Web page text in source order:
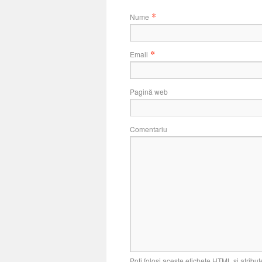
Nume *
Email *
Pagină web
Comentariu